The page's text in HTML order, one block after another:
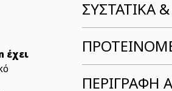
έχει
ΣΥΣΤΑΤΙΚΆ
ΠΕΡΙΓΡΑΦΗ